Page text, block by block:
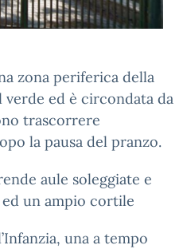
zona periferica della
ed è circondata da
trascorrere
la pausa del pranzo.
aule soleggiate e
ed un ampio cortile
una a tempo